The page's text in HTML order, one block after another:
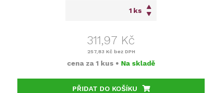
ks
311,97 Kč
257,83 Kč bez DPH
cena za 1 kus • Na skladě
PŘIDAT DO KOŠÍKU